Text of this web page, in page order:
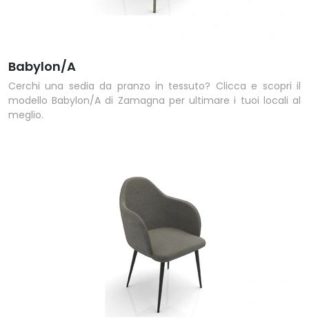
Babylon/A
Cerchi una sedia da pranzo in tessuto? Clicca e scopri il
modello Babylon/A di Zamagna per ultimare i tuoi locali al
meglio.